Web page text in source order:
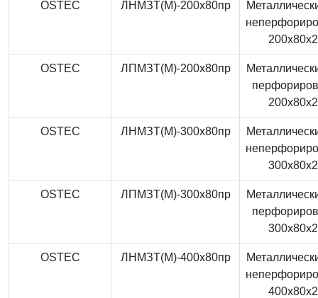
OSTEC ЛНМЗТ(М)-200x80пр
OSTEC ЛПМЗТ(М)-200x80пр
OSTEC ЛНМЗТ(М)-300x80пр
OSTEC ЛПМЗТ(М)-300x80пр
OSTEC ЛНМЗТ(М)-400x80пр